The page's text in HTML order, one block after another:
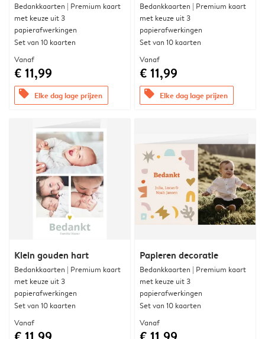
Bedankkaarten | Premium kaart
met keuze uit 3
papierafwerkingen
Set van 10 kaarten
Vanaf
€ 11,99
offers Elke dag lage prijzen
Bedankkaarten | Premium kaart
met keuze uit 3
papierafwerkingen
Set van 10 kaarten
Vanaf
€ 11,99
offers Elke dag lage prijzen
Klein gouden hart
Bedankkaarten | Premium kaart
met keuze uit 3
papierafwerkingen
Set van 10 kaarten
Vanaf
Papieren decoratie
Bedankkaarten | Premium kaart
met keuze uit 3
papierafwerkingen
Set van 10 kaarten
Vanaf